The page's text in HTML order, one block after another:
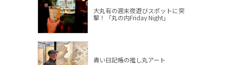
大丸有の週末夜遊びスポットに突
撃！「丸の内Friday Night」
青い日記帳の推し丸アート